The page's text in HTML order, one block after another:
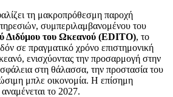
τη μακροπρόθεσμη παροχή
συμπεριλαμβανομένου του
του Ωκεανού (EDITO), το
σε πραγματικό χρόνο επιστημονική
ενισχύοντας την προσαρμογή στην
στη θάλασσα, την προστασία του
μπλε οικονομία. Η επίσημη
το 2027.